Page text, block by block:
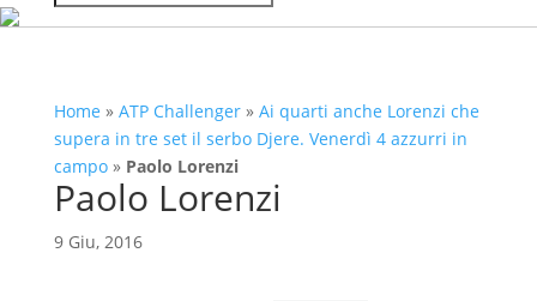
Home » ATP Challenger» Ai quarti anche Lorenzi che
supera in tre set il serbo Djere. Venerdì 4 azzurri in
campo» Paolo Lorenzi
Paolo Lorenzi
9 Giu, 2016